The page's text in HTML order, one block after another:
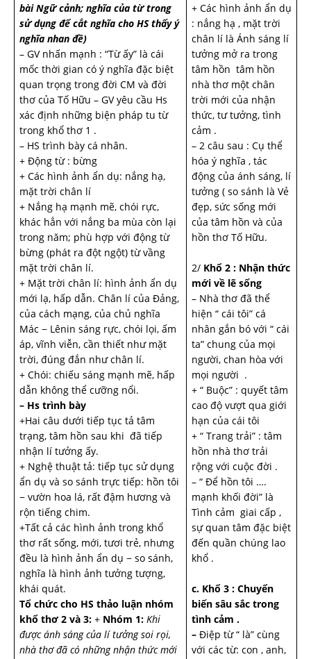
bài Ngữ cảnh; nghĩa của từ trong
sử dụng để cắt nghĩa cho HS thấy ý
nghĩa nhan đề)
– GV nhấn mạnh : “Từ ấy” là cái
mốc thời gian có ý nghĩa đặc biệt
quan trọng trong đời CM và đời
thơ của Tố Hữu – GV yêu cầu Hs
xác định những biện pháp tu từ
trong khổ thơ 1 .
– HS trình bày cá nhân.
+ Động từ : bừng
+ Các hình ảnh ẩn dụ: nắng hạ,
mặt trời chân lí
+ Nắng hạ mạnh mẽ, chói rực,
khác hẳn với nắng ba mùa còn lại
trong năm; phù hợp với động từ
bừng (phát ra đột ngột) từ vầng
mặt trời chân lí.
+ Mặt trời chân lí: hình ảnh ẩn dụ
mới lạ, hấp dẫn. Chân lí của Đảng,
của cách mạng, của chủ nghĩa
Mác − Lênin sáng rực, chói lọi, ấm
áp, vĩnh viễn, cần thiết như mặt
trời, đúng đắn như chân lí.
+ Chói: chiếu sáng mạnh mẽ, hấp
dẫn không thể cưỡng nổi.
– Hs trình bày
+Hai câu dưới tiếp tục tả tâm
trạng, tâm hồn sau khi đã tiếp
nhận lí tưởng ấy.
+ Nghệ thuật tả: tiếp tục sử dụng
ẩn dụ và so sánh trực tiếp: hồn tôi
− vườn hoa lá, rất đậm hương và
rộn tiếng chim.
+Tất cả các hình ảnh trong khổ
thơ rất sống, mới, tươi trẻ, nhưng
đều là hình ảnh ẩn dụ − so sánh,
nghĩa là hình ảnh tưởng tượng,
khái quát.
Tổ chức cho HS thảo luận nhóm
khổ thơ 2 và 3: + Nhóm 1: Khi
được ánh sáng của lí tưởng soi rọi,
nhà thơ đã có những nhận thức mới
+ Các hình ảnh ẩn dụ
: nắng hạ , mặt trời
chân lí là Ánh sáng lí
tưởng mở ra trong
tâm hồn tâm hồn
nhà thơ một chân
trời mới của nhận
thức, tư tưởng, tình
cảm .
– 2 câu sau : Cụ thể
hóa ý nghĩa , tác
động của ánh sáng, lí
tưởng ( so sánh là Vẻ
đẹp, sức sống mới
của tâm hồn và của
hồn thơ Tố Hữu.
2/ Khổ 2 : Nhận thức
mới về lẽ sống
– Nhà thơ đã thể
hiện “ cái tôi” cá
nhân gắn bó với “ cái
ta” chung của mọi
người, chan hòa với
mọi người .
+ “ Buộc” : quyết tâm
cao độ vượt qua giới
hạn của cái tôi
+ “ Trang trải” : tâm
hồn nhà thơ trải
rộng với cuộc đời .
– “ Để hồn tôi ….
mạnh khối đời” là
Tình cảm giai cấp ,
sự quan tâm đặc biệt
đến quần chúng lao
khổ .
c. Khổ 3 : Chuyển
biến sâu sắc trong
tình cảm .
– Điệp từ “ là” cùng
với các từ: con , anh,